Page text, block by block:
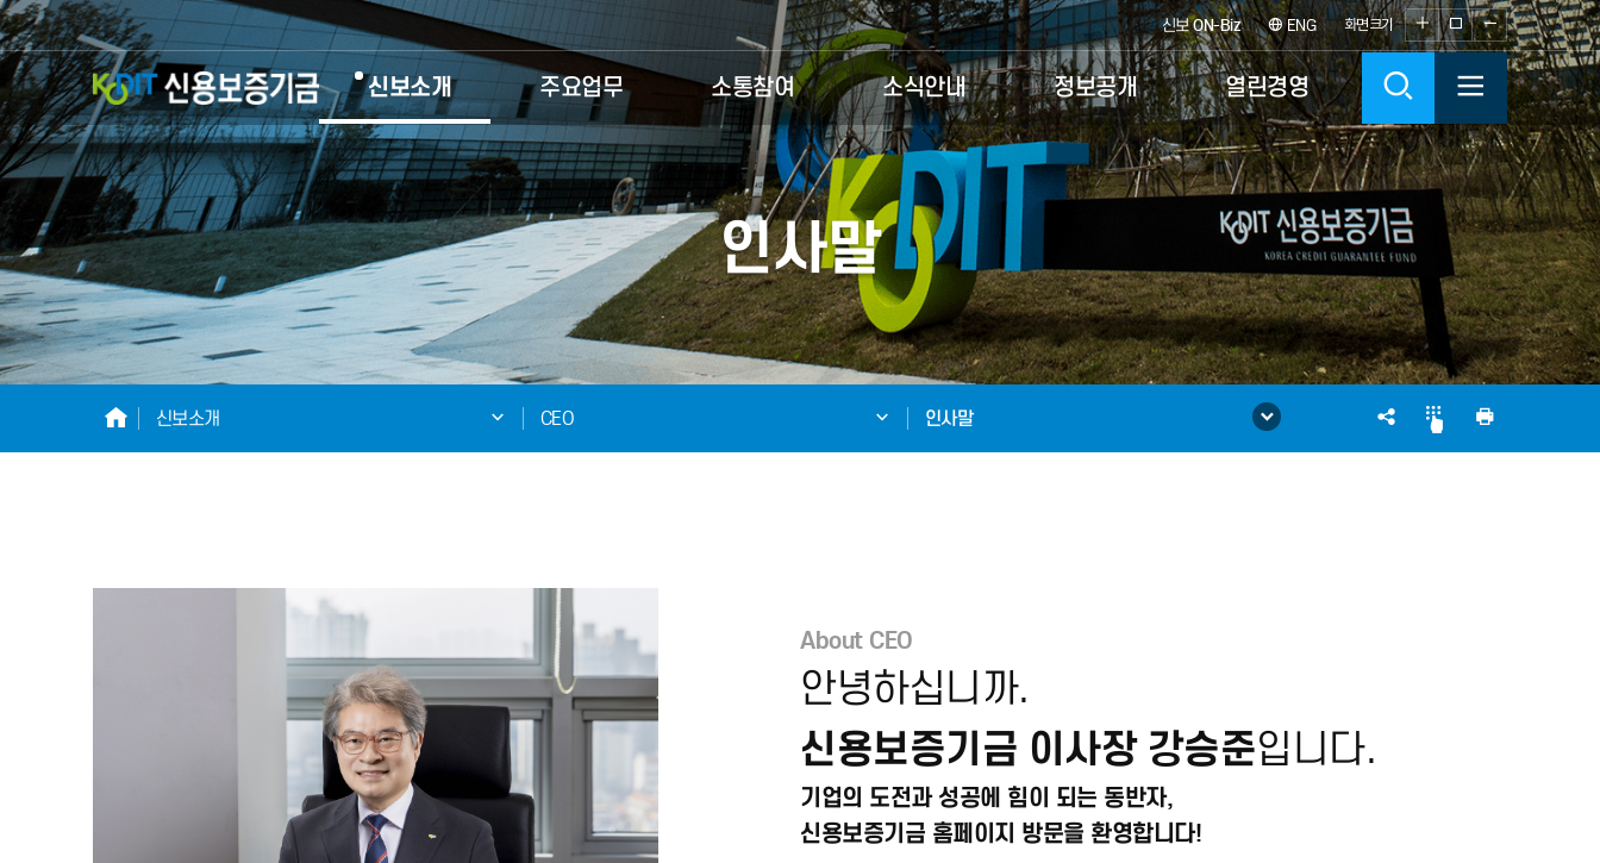
신보ON-Biz ENG 화면크기
화
면
확
대
화
면
크
100%
화
면
크
기
축
소
KODIT
신
용
보
증
기
금
GUARANTEE
신보소개 주요업무 소통참여 소식안내 정보공개 열린경영
색
전
체
메
뉴
열
기
인사말
HOME
신보소개 CEO 인사말
SNS
인
About CEO
안녕하십니까.
신용보증기금 이사장 강승준입니다.
기업의 도전과 성공에 힘이 되는 동반자,
신용보증기금 홈페이지 방문을 환영합니다!